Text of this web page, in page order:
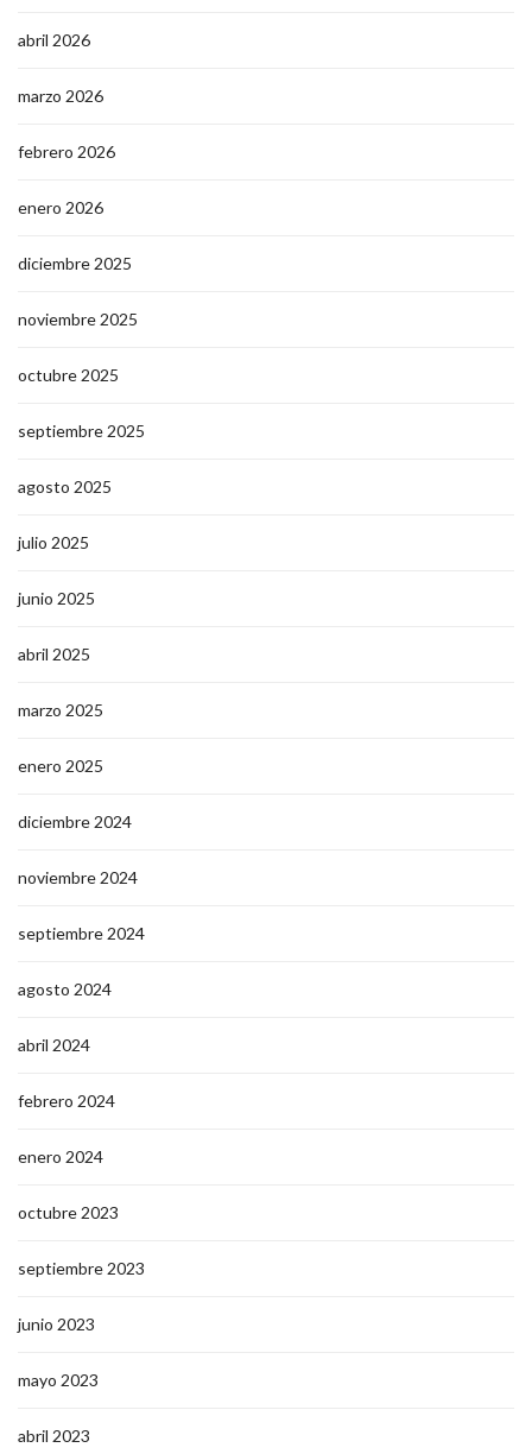
abril 2026
marzo 2026
febrero 2026
enero 2026
diciembre 2025
noviembre 2025
octubre 2025
septiembre 2025
agosto 2025
julio 2025
junio 2025
abril 2025
marzo 2025
enero 2025
diciembre 2024
noviembre 2024
septiembre 2024
agosto 2024
abril 2024
febrero 2024
enero 2024
octubre 2023
septiembre 2023
junio 2023
mayo 2023
abril 2023